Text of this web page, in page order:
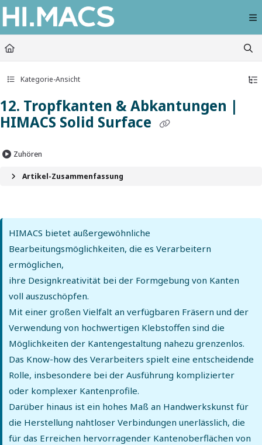
Documentation Index
Fetch the complete documentation index at:
https://himacs-
Use this file to discover all available pages before exploring further.
Kategorie-Ansicht
12. Tropfkanten & Abkantungen |
HIMACS Solid Surface
Zuhören
Artikel-Zusammenfassung
HIMACS bietet außergewöhnliche
Bearbeitungsmöglichkeiten, die es Verarbeitern
ermöglichen,
ihre Designkreativität bei der Formgebung von Kanten
voll auszuschöpfen.
Mit einer großen Vielfalt an verfügbaren Fräsern und der
Verwendung von hochwertigen Klebstoffen sind die
Möglichkeiten der Kantengestaltung nahezu grenzenlos.
Das Know-how des Verarbeiters spielt eine entscheidende
Rolle, insbesondere bei der Ausführung komplizierter
oder komplexer Kantenprofile.
Darüber hinaus ist ein hohes Maß an Handwerkskunst für
die Herstellung nahtloser Verbindungen unerlässlich, die
für das Erreichen hervorragender Kantenoberflächen von